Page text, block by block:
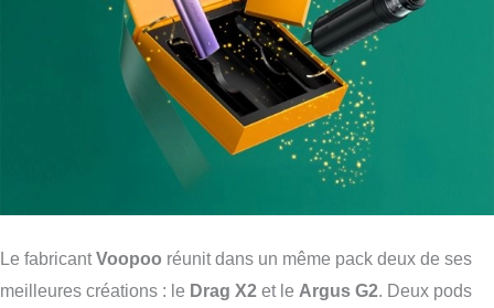
Le fabricantVoopoo réunit dans un même pack deux de ses
meilleures créations : le Drag X2 et le Argus G2. Deux pods